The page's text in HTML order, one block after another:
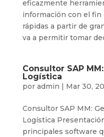
eficazmente
información con el
rápidas a partir de
va a permitir tomar
Consultor SAP
Logística
por admin | Mar 30,
Consultor SAP MM:
Logística
principales software